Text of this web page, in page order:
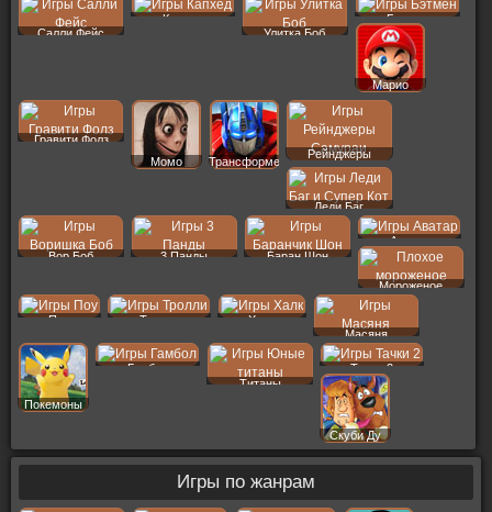
Салли Фейс
Капхед
Улитка Боб
Бэтмен
Марио
Гравити Фолз
Момо
Трансформеры
Рейнджеры
Леди Баг
Вор Боб 3 Панды Баран Шон
Аватар
Мороженое
Поу Тролли
Халк
Масяня
Покемоны
Гамбол
Титаны
Тачки 2
Скуби Ду
Игры по жанрам